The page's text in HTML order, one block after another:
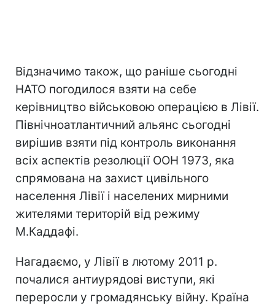
Відзначимо також, що раніше сьогодні
НАТО погодилося взяти на себе
керівництво військовою операцією в Лівії.
Північноатлантичний альянс сьогодні
вирішив взяти під контроль виконання
всіх аспектів резолюції ООН 1973, яка
спрямована на захист цивільного
населення Лівії і населених мирними
жителями територій від режиму
М.Каддафі.
Нагадаємо, у Лівії в лютому 2011 р.
почалися антиурядові виступи, які
переросли у громадянську війну. Країна